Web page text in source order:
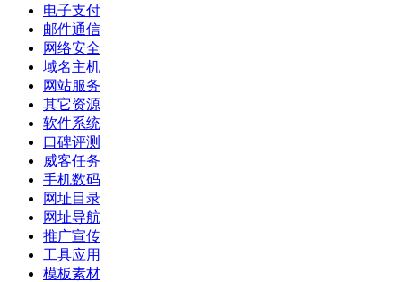
电子支付
邮件通信
网络安全
域名主机
网站服务
其它资源
软件系统
口碑评测
威客任务
手机数码
网址目录
网址导航
推广宣传
工具应用
模板素材